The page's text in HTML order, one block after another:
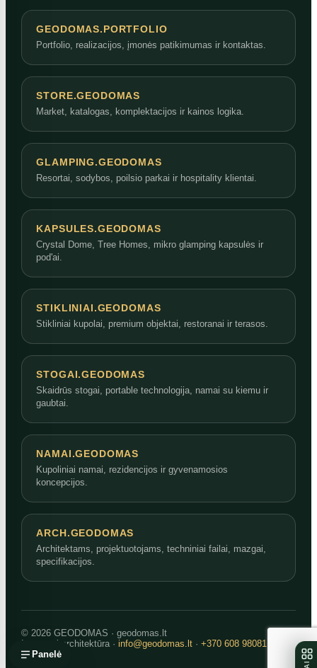
Panelė
GEODOMAS.PORTFOLIO
Portfolio, realizacijos, įmonės patikimumas ir kontaktas.
STORE.GEODOMAS
Market, katalogas, komplektacijos ir kainos logika.
GLAMPING.GEODOMAS
Resortai, sodybos, poilsio parkai ir hospitality klientai.
KAPSULES.GEODOMAS
Crystal Dome, Tree Homes, mikro glamping kapsulės ir
pod'ai.
STIKLINIAI.GEODOMAS
Stikliniai kupolai, premium objektai, restoranai ir terasos.
STOGAI.GEODOMAS
Skaidrūs stogai, portable technologija, namai su kiemu ir
gaubtai.
NAMAI.GEODOMAS
Kupoliniai namai, rezidencijos ir gyvenamosios
koncepcijos.
ARCH.GEODOMAS
Architektams, projektuotojams, techniniai failai, mazgai,
specifikacijos.
© 2026 GEODOMAS · geodomas.lt
Inovatyvi architektūra ·info@geodomas.lt ·+370 608 98081